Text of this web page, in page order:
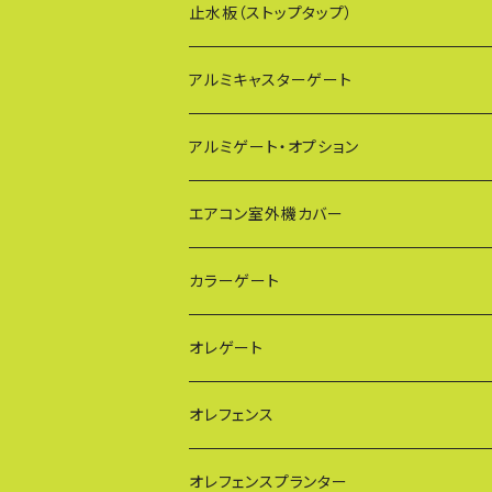
止水板（ストップタップ）
アルミキャスターゲート
EXG（傾斜地対応アルミゲート）
PXG（EXG廉価版/傾斜地対応アルミゲート）
BXGシリーズ（傾斜地対応/家庭用アルミゲー
FXG（一輪/傾斜地対応アルミゲート）
HXG（傾斜地対応アルミゲート）
AXG（パネル兼用タイプ）
アルミゲート・オプション
エアコン室外機カバー
通常サイズ KB90
大型サイズ KB93
特大サイズ KB108
奥行ワイド KB114
カラーゲート
QXGシリーズ（ご家庭用）
SXGシリーズ(ご家庭用/ペットゲート)
VXGシリーズ（ご家庭用）
オレゲート
オレフェンス
幅60cmタイプ
オレフェンスプランター